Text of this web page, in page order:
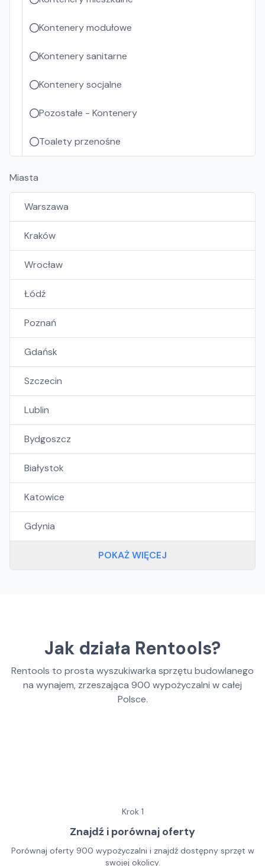
Kontenery modułowe
Kontenery sanitarne
Kontenery socjalne
Pozostałe - Kontenery
Toalety przenośne
Miasta
Warszawa
Kraków
Wrocław
Łódź
Poznań
Gdańsk
Szczecin
Lublin
Bydgoszcz
Białystok
Katowice
Gdynia
POKAŻ WIĘCEJ
Jak działa Rentools?
Rentools to prosta wyszukiwarka sprzętu budowlanego
na wynajem, zrzeszająca 900 wypożyczalni w całej
Polsce.
Krok 1
Znajdź i porównaj oferty
Porównaj oferty 900 wypożyczalni i znajdź dostępny sprzęt w
swojej okolicy.